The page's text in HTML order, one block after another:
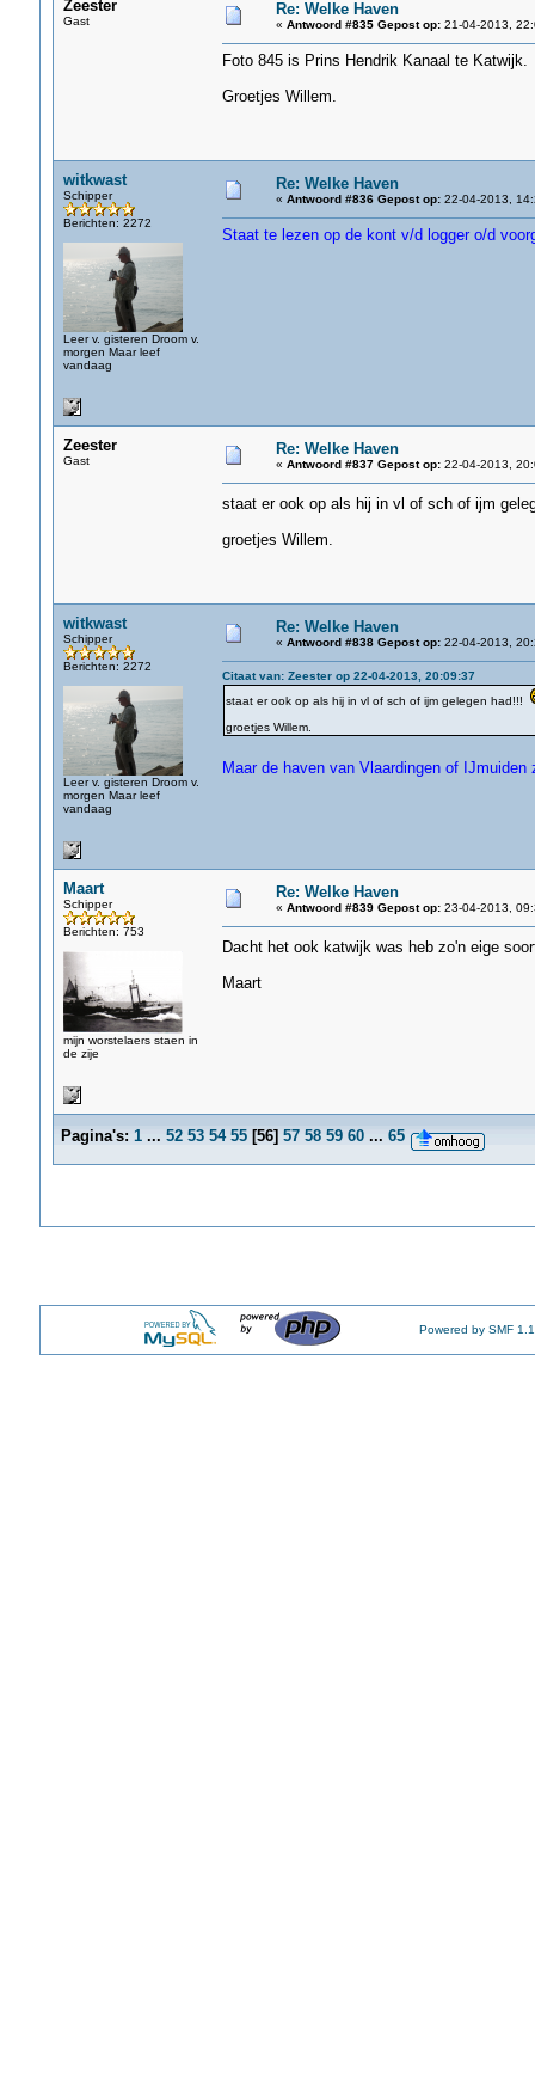
Zeester
Gast
Re: Welke Haven
« Antwoord #835 Gepost op:21-04-2013,
Foto 845 is Prins Hendrik Kanaal te Katwijk.
Groetjes Willem.
witkwast
Schipper
Berichten: 2272
Leer v. gisteren Droom v.
morgen Maar leef
vandaag
Re: Welke Haven
« Antwoord #836 Gepost op:22-04-2013,
Staat te lezen op de kont v/d logger o/d
Zeester
Gast
Re: Welke Haven
« Antwoord #837 Gepost op:22-04-2013,
staat er ook op als hij in vl of sch of ijm
groetjes Willem.
witkwast
Schipper
Berichten: 2272
Leer v. gisteren Droom v.
morgen Maar leef
vandaag
Re: Welke Haven
« Antwoord #838 Gepost op:22-04-2013,
Citaat van: Zeester op 22-04-2013, 20:09:37
staat er ook op als hij in vl of sch of ijm gelegen had!!!
groetjes Willem.
Maar de haven van Vlaardingen of
Maart
Schipper
Berichten: 753
mijn worstelaers staen in
de zije
Re: Welke Haven
« Antwoord #839 Gepost op:23-04-2013,
Dacht het ook katwijk was heb zo'n eige
Maart
Pagina's: 1 ... 52 53 54 55[56] 57 58 59 60 ... 65
Powered by SMF